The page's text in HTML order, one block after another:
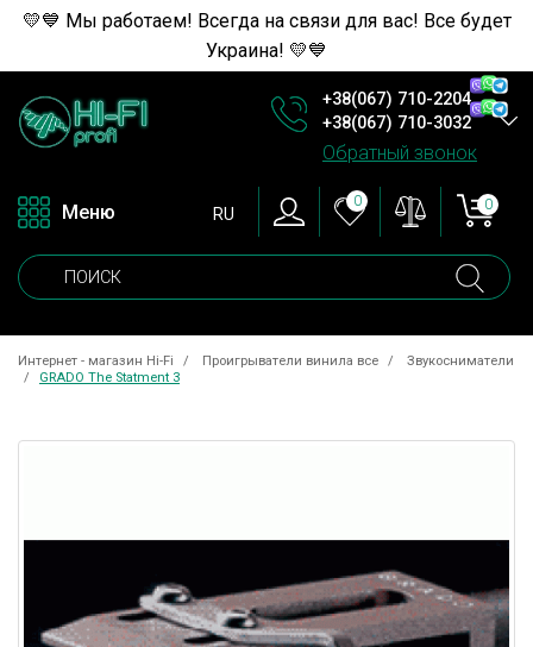
💛💙 Мы работаем! Всегда на связи для вас! Все будет
Украина! 💛💙
+38(067) 710-2204
+38(067) 710-3032
Обратный звонок
Меню RU
0 0
Интернет - магазин Hi-Fi Проигрыватели винила все
Звукосниматели
GRADO The Statment 3